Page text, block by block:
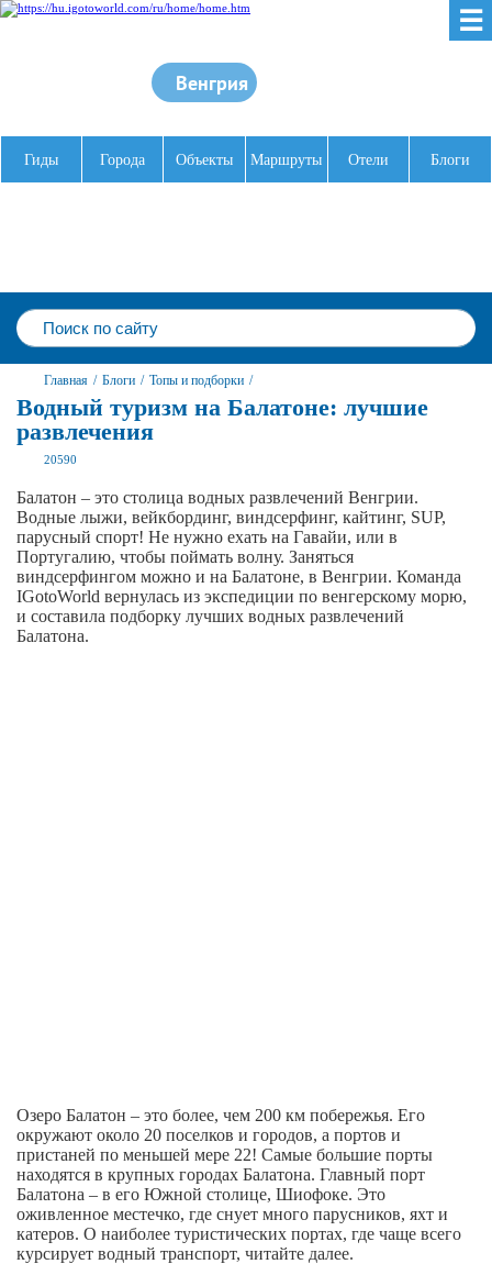
☰
Венгрия
Гиды Города Объекты Маршруты Отели Блоги
Главная / Блоги / Топы и подборки /
Водный туризм на Балатоне: лучшие
развлечения
20590
Балатон – это столица водных развлечений Венгрии.
Водные лыжи, вейкбординг, виндсерфинг, кайтинг, SUP,
парусный спорт! Не нужно ехать на Гавайи, или в
Португалию, чтобы поймать волну. Заняться
виндсерфингом можно и на Балатоне, в Венгрии. Команда
IGotoWorld вернулась из экспедиции по венгерскому морю,
и составила подборку лучших водных развлечений
Балатона.
Озеро Балатон – это более, чем 200 км побережья. Его
окружают около 20 поселков и городов, а портов и
пристаней по меньшей мере 22! Самые большие порты
находятся в крупных городах Балатона. Главный порт
Балатона – в его Южной столице, Шиофоке. Это
оживленное местечко, где снует много парусников, яхт и
катеров. О наиболее туристических портах, где чаще всего
курсирует водный транспорт, читайте далее.